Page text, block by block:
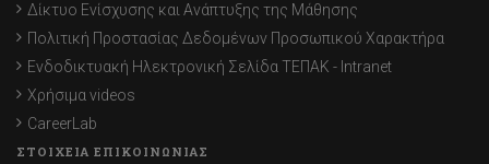
Δίκτυο Ενίσχυσης και Ανάπτυξης της Μάθησης
Πολιτική Προστασίας Δεδομένων Προσωπικού Χαρακτήρα
Ενδοδικτυακή Ηλεκτρονική Σελίδα ΤΕΠΑΚ - Intranet
Χρήσιμα videos
CareerLab
ΣΤΟΙΧΕΙΑ ΕΠΙΚΟΙΝΩΝΙΑΣ